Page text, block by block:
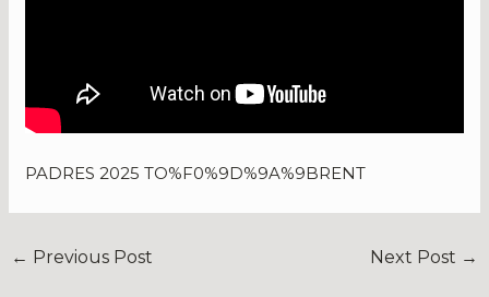
PADRES 2025 TO%F0%9D%9A%9BRENT
← Previous Post Next Post →